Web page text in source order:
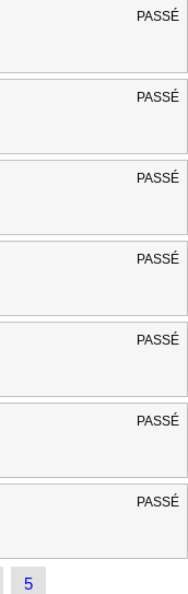
PASSÉ
PASSÉ
PASSÉ
PASSÉ
PASSÉ
PASSÉ
PASSÉ
5